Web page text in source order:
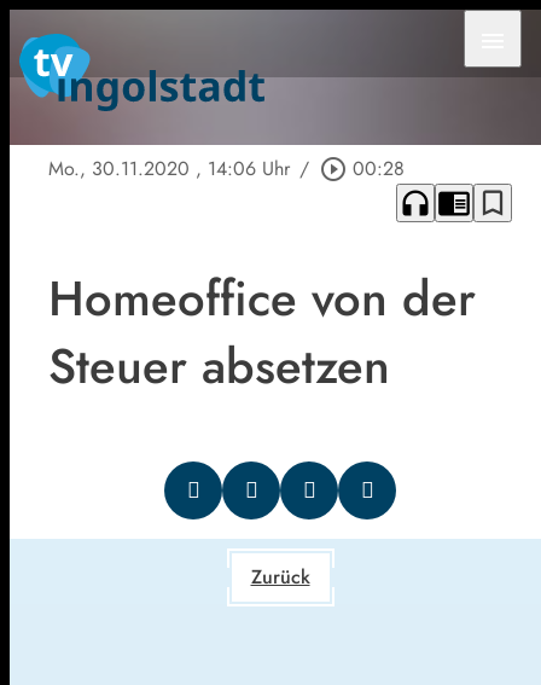
Mo., 30.11.2020 , 14:06 Uhr / play_circle_outline 00:28
headphones chrome_reader_mode bookmark_border
Homeoffice von der
Steuer absetzen
Zurück